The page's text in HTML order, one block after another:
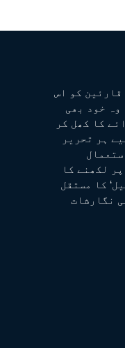
قارئین کو اس
وہ خود بھی
کا کھل کر
ہر تحریر
لکھنے کا
کا مستقل
نگارشات